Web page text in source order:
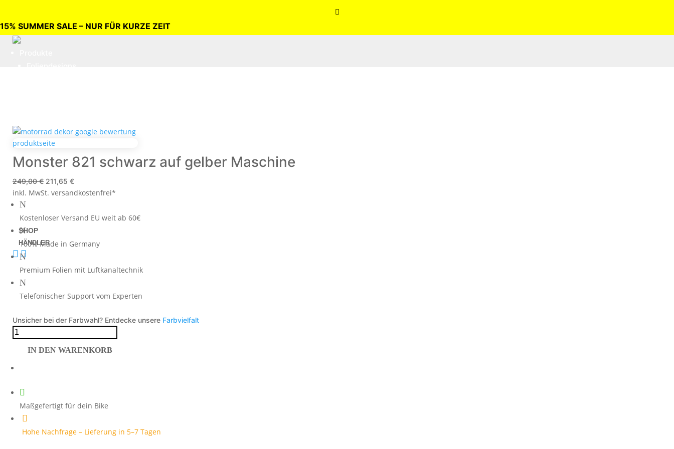

15% SUMMER SALE – NUR FÜR KURZE ZEIT
Beklebungen vor Ort
Beklebungen im Haus
Klebeanleitungen
Über uns
Galerie
Kontakt
SHOP
HÄNDLER
 
Monster 821 schwarz auf gelber Maschine
249,00€ Ursprünglicher
Preis
249,00 €
211,65 €Aktueller
Preis
211,65 €.
inkl. MwSt. versandkostenfrei*
N
Kostenloser Versand EU weit ab 60€
N
100% Made in Germany
N
Premium Folien mit Luftkanaltechnik
N
Telefonischer Support vom Experten
Unsicher bei der Farbwahl? Entdecke unsere Farbvielfalt
Monster
schwarz
auf
Maschine
IN DEN WARENKORB

Maßgefertigt für dein Bike

Hohe Nachfrage – Lieferung in 5–7 Tagen